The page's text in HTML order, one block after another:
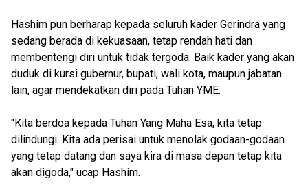
Hashim pun berharap kepada seluruh kader Gerindra yang
sedang berada di kekuasaan, tetap rendah hati dan
membentengi diri untuk tidak tergoda. Baik kader yang akan
duduk di kursi gubernur, bupati, wali kota, maupun jabatan
lain, agar mendekatkan diri pada Tuhan YME.
"Kita berdoa kepada Tuhan Yang Maha Esa, kita tetap
dilindungi. Kita ada perisai untuk menolak godaan-godaan
yang tetap datang dan saya kira di masa depan tetap kita
akan digoda," ucap Hashim.